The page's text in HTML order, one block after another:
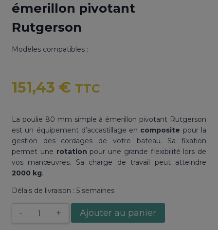
émerillon pivotant
Rutgerson
Modèles compatibles :
151,43 € TTC
La poulie 80 mm simple à émerillon pivotant Rutgerson
est un équipement d’accastillage en composite pour la
gestion des cordages de votre bateau. Sa fixation
permet une rotation pour une grande flexibilité lors de
vos manœuvres. Sa charge de travail peut atteindre
2000 kg.
Délais de livraison : 5 semaines
quantité
Ajouter au panier